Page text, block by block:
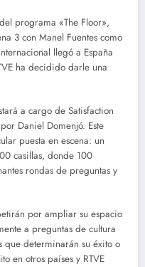
programa «The Floor»,
3 con Manel Fuentes como
llegó a España
ha decidido darle una
a cargo de Satisfaction
Daniel Domenjó. Este
puesta en escena: un
casillas, donde 100
rondas de preguntas y
por ampliar su espacio
a preguntas de cultura
que determinarán su éxito o
en otros países y RTVE